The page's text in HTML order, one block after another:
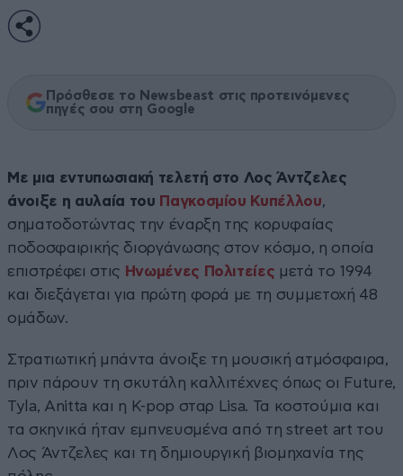
Πρόσθεσε το Newsbeast στις προτεινόμενες
πηγές σου στη Google
Με μια εντυπωσιακή τελετή στο Λος Άντζελες
άνοιξε η αυλαία του Παγκοσμίου Κυπέλλου,
σηματοδοτώντας την έναρξη της κορυφαίας
ποδοσφαιρικής διοργάνωσης στον κόσμο, η οποία
επιστρέφει στις Ηνωμένες Πολιτείες μετά το 1994
και διεξάγεται για πρώτη φορά με τη συμμετοχή 48
ομάδων.
Στρατιωτική μπάντα άνοιξε τη μουσική ατμόσφαιρα,
πριν πάρουν τη σκυτάλη καλλιτέχνες όπως οι Future,
Tyla, Anitta και η K-pop σταρ Lisa. Τα κοστούμια και
τα σκηνικά ήταν εμπνευσμένα από τη street art του
Λος Άντζελες και τη δημιουργική βιομηχανία της